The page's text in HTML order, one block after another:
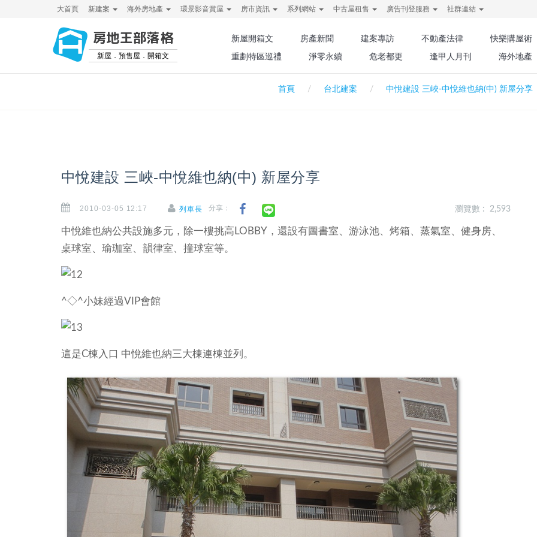
大首頁 新建案 海外房地產 環景影音賞屋 房市資訊 系列網站 中古屋租售 廣告刊登服務 社群連結
房地王部落格
新屋．預售屋．開箱文
新屋開箱文 房產新聞 建案專訪 不動產法律
快樂購屋術
重劃特區巡禮
淨零永續 危老都更 逢甲人月刊 海外地產
首頁 台北建案 中悅建設 三峽-中悅維也納(中) 新屋分享
中悅建設 三峽-中悅維也納(中) 新屋分享
2010-03-05 12:17 列車長 分享： 瀏覽數 : 2,593
中悅維也納公共設施多元，除一樓挑高LOBBY，還設有圖書室、游泳池、烤箱、蒸氣室、健身房、
桌球室、瑜珈室、韻律室、撞球室等。
^◇^小妹經過VIP會館
這是C棟入口 中悅維也納三大棟連棟並列。